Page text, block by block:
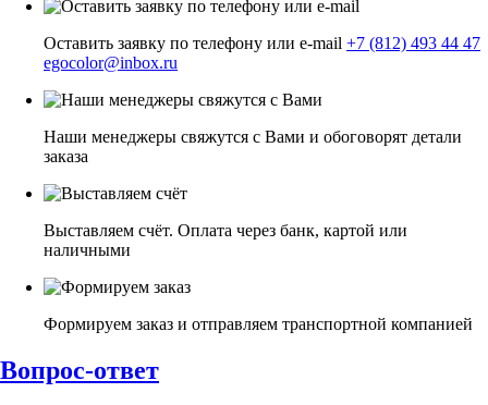
Оставить заявку по телефону или e-mail +7 (812) 493 44 47
egocolor@inbox.ru
Наши менеджеры свяжутся с Вами и обоговорят детали
заказа
Выставляем счёт. Оплата через банк, картой или
наличными
Формируем заказ и отправляем транспортной компанией
Вопрос-ответ